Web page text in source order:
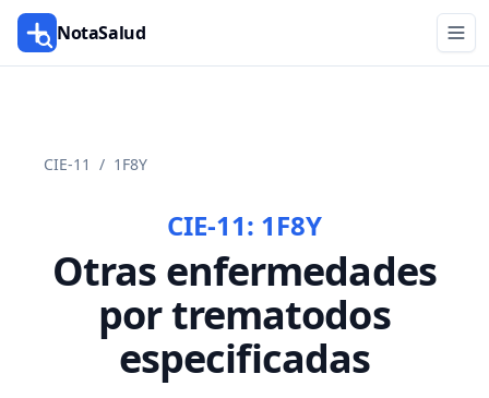
NotaSalud
CIE-11 / 1F8Y
CIE-11: 1F8Y
Otras enfermedades
por trematodos
especificadas